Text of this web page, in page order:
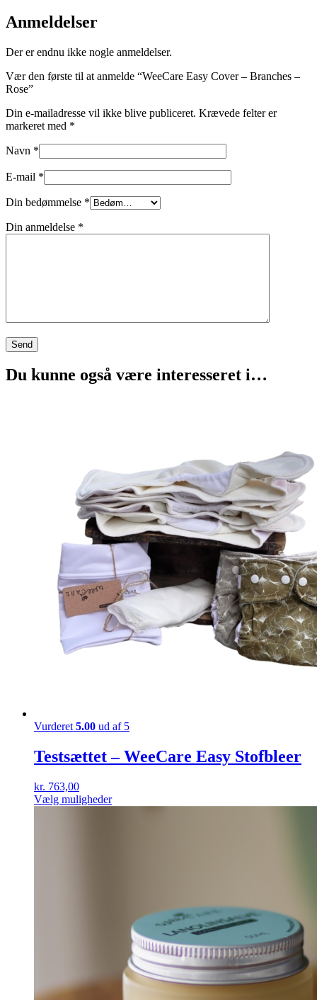
Anmeldelser
Der er endnu ikke nogle anmeldelser.
Vær den første til at anmelde “WeeCare Easy Cover – Branches –
Rose”
Din e-mailadresse vil ikke blive publiceret. Krævede felter er
markeret med *
Navn *
E-mail *
Din bedømmelse *
Din anmeldelse *
Du kunne også være interesseret i…
Vurderet 5.00 ud af 5
Testsættet – WeeCare Easy Stofbleer
kr. 763,00
Vælg mulighederDette
varesiden